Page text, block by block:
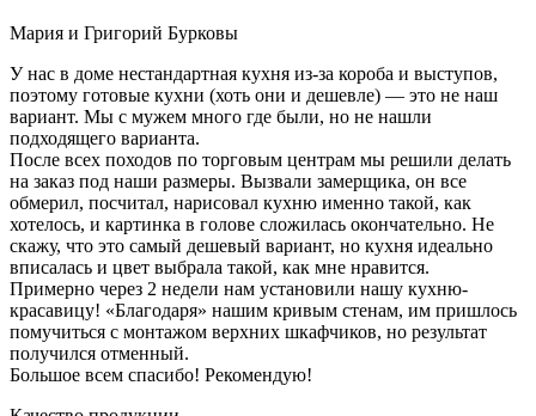
Мария и Григорий Бурковы
У нас в доме нестандартная кухня из-за короба и выступов,
поэтому готовые кухни (хоть они и дешевле) — это не наш
вариант. Мы с мужем много где были, но не нашли
подходящего варианта.
После всех походов по торговым центрам мы решили делать
на заказ под наши размеры. Вызвали замерщика, он все
обмерил, посчитал, нарисовал кухню именно такой, как
хотелось, и картинка в голове сложилась окончательно. Не
скажу, что это самый дешевый вариант, но кухня идеально
вписалась и цвет выбрала такой, как мне нравится.
Примерно через 2 недели нам установили нашу кухню-
красавицу! «Благодаря» нашим кривым стенам, им пришлось
помучиться с монтажом верхних шкафчиков, но результат
получился отменный.
Большое всем спасибо! Рекомендую!